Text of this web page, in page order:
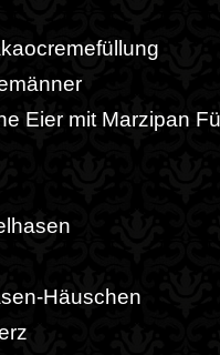
Eier mit Marzipan
Häuschen